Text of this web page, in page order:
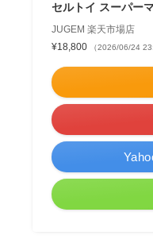
セルトイ スーパー
JUGEM 楽天市場店
¥18,800
（2026/06/24